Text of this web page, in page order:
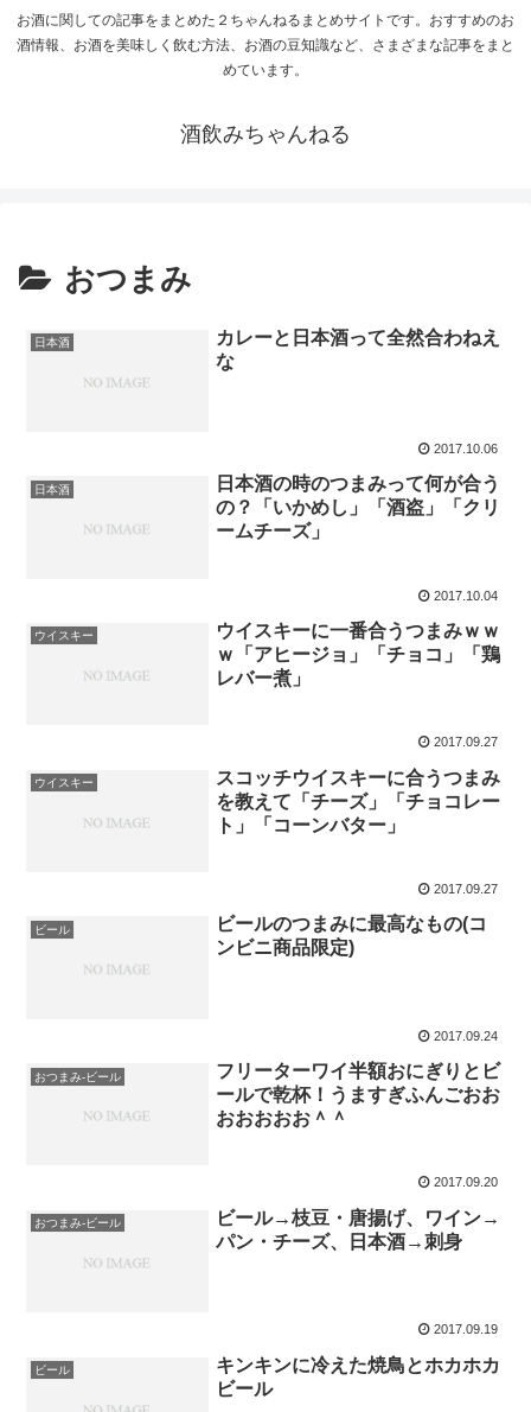
お酒に関しての記事をまとめた２ちゃんねるまとめサイトです。おすすめのお
酒情報、お酒を美味しく飲む方法、お酒の豆知識など、さまざまな記事をまと
めています。
酒飲みちゃんねる
おつまみ
日本酒
カレーと日本酒って全然合わねえ
な
2017.10.06
日本酒
日本酒の時のつまみって何が合う
の？「いかめし」「酒盗」「クリ
ームチーズ」
2017.10.04
ウイスキー
ウイスキーに一番合うつまみｗｗ
ｗ「アヒージョ」「チョコ」「鶏
レバー煮」
2017.09.27
ウイスキー
スコッチウイスキーに合うつまみ
を教えて「チーズ」「チョコレー
ト」「コーンバター」
2017.09.27
ビール
ビールのつまみに最高なもの(コ
ンビニ商品限定)
2017.09.24
おつまみ-ビール
フリーターワイ半額おにぎりとビ
ールで乾杯！うますぎふんごおお
おおおおお＾＾
2017.09.20
おつまみ-ビール
ビール→枝豆・唐揚げ、ワイン→
パン・チーズ、日本酒→刺身
2017.09.19
ビール
キンキンに冷えた焼鳥とホカホカ
ビール